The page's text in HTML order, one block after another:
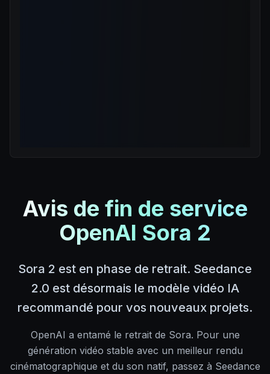
Avis de fin de service
OpenAI Sora 2
Sora 2 est en phase de retrait. Seedance
2.0 est désormais le modèle vidéo IA
recommandé pour vos nouveaux projets.
OpenAI a entamé le retrait de Sora. Pour une
génération vidéo stable avec un meilleur rendu
cinématographique et du son natif, passez à Seedance